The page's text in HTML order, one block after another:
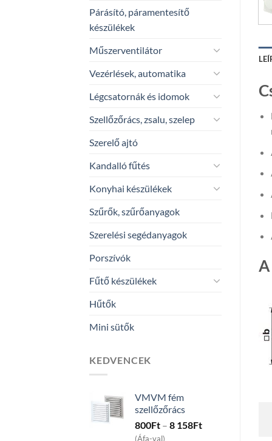
Párásító, páramentesítő
készülékek
Műszerventilátor
Vezérlések, automatika
Légcsatornák és idomok
Szellőzőrács, zsalu, szelep
Szerelő ajtó
Kandalló fűtés
Konyhai készülékek
Szűrők, szűrőanyagok
Szerelési segédanyagok
Porszívók
Fűtő készülékek
Hűtők
Mini sütők
KEDVENCEK
VMVM fém
szellőzőrács
800Ft – 8 158FtPrice
(Áfa-val)